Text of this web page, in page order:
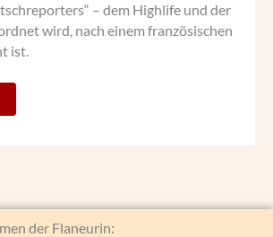
– dem Highlife und der
wird, nach einem französischen
ist.
der Flaneurin: